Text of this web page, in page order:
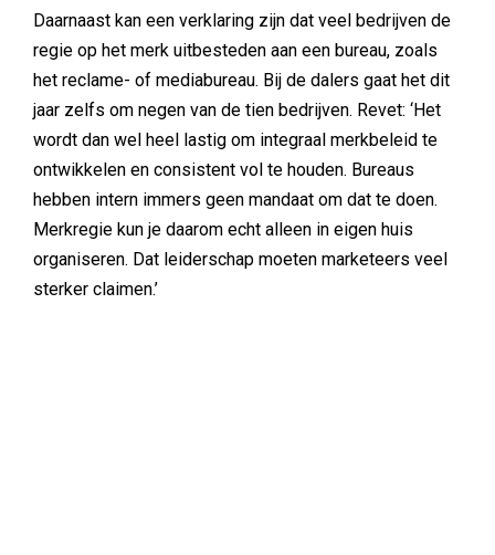
Daarnaast kan een verklaring zijn dat veel bedrijven de
regie op het merk uitbesteden aan een bureau, zoals
het reclame- of mediabureau. Bij de dalers gaat het dit
jaar zelfs om negen van de tien bedrijven. Revet: ‘Het
wordt dan wel heel lastig om integraal merkbeleid te
ontwikkelen en consistent vol te houden. Bureaus
hebben intern immers geen mandaat om dat te doen.
Merkregie kun je daarom echt alleen in eigen huis
organiseren. Dat leiderschap moeten marketeers veel
sterker claimen.’